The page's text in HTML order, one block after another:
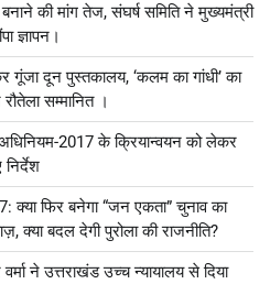
की मांग तेज, संघर्ष समिति ने मुख्यमंत्री
ज्ञापन।
गूंजा दून पुस्तकालय, ‘कलम का गांधी’ का
सम्मानित ।
2017 के क्रियान्वयन को लेकर
क्या फिर बनेगा “जन एकता” चुनाव का
क्या बदल देगी पुरोला की राजनीति?
ने उत्तराखंड उच्च न्यायालय से दिया